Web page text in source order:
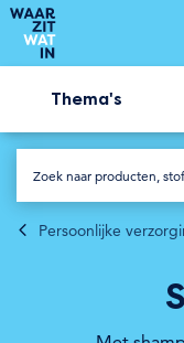
Thema's
Persoonlijke